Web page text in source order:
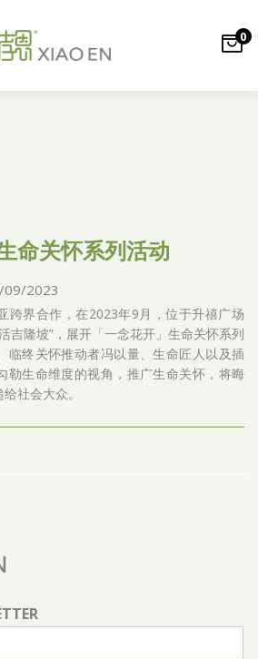
0
命关怀系列活动
09/2023
跨界合作，在2023年9月，位于升禧广场
吉隆坡”，展开「一念花开」生命关怀系列
临终关怀推动者冯以量、生命匠人以及插
勒生命维度的视角，推广生命关怀，将晦
社会大众。